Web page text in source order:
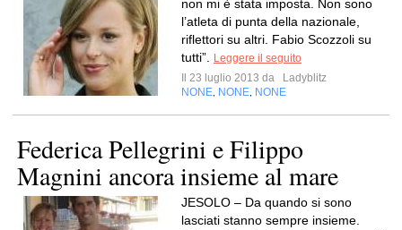
non mi è stata imposta. Non sono
l’atleta di punta della nazionale,
riflettori su altri. Fabio Scozzoli su
tutti”.
Leggere il seguito
Il 23 luglio 2013 da
Ladyblitz
NONE NONE NONE
Federica Pellegrini e Filippo
Magnini ancora insieme al mare
JESOLO – Da quando si sono
lasciati stanno sempre insieme.